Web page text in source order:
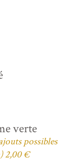
verte
possibles
2,00 €